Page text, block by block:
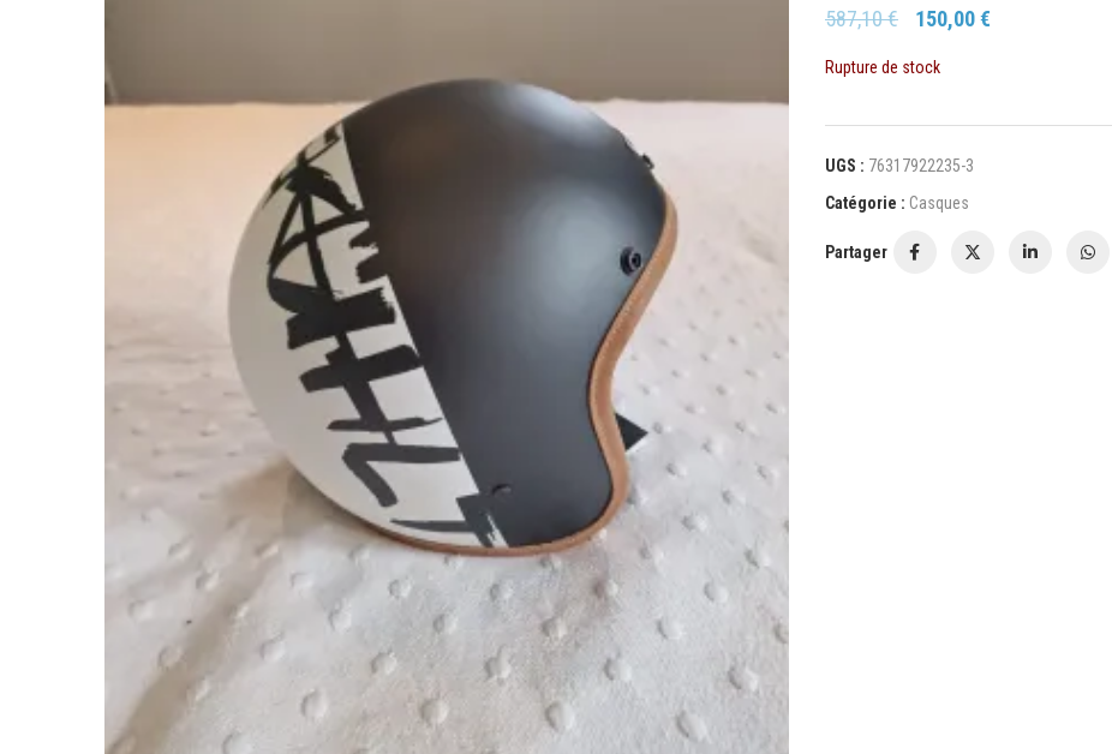
587,10€ 150,00€
Rupture de stock
UGS : 76317922235-3
Catégorie : Casques
Partager